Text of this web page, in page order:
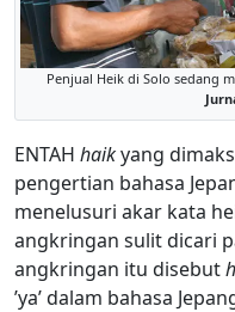
Penjual Heik di Solo sedang
ENTAH haikyang
pengertian bahasa
menelusuri akar kata
angkringan sulit dicari
angkringan itu disebut
’ya’ dalam bahasa